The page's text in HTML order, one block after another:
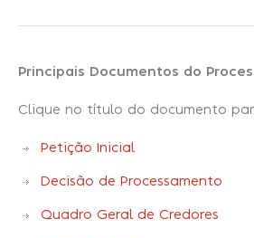
Principais Documentos do
Clique no título do documento
Petição Inicial
Decisão de Processamento
Quadro Geral de Credores